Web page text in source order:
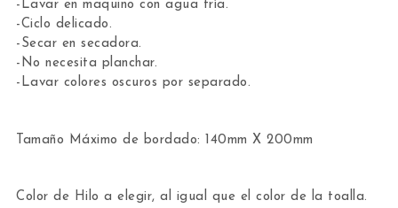
-Lavar en maquino con agua fría.
-Ciclo delicado.
-Secar en secadora.
-No necesita planchar.
-Lavar colores oscuros por separado.
Tamaño Máximo de bordado: 140mm X 200mm
Color de Hilo a elegir, al igual que el color de la toalla.